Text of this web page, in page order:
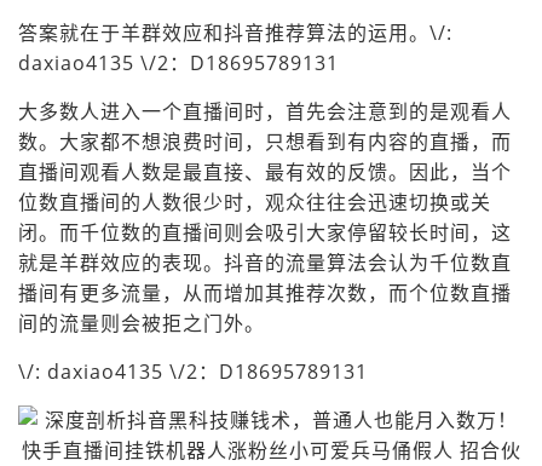
答案就在于羊群效应和抖音推荐算法的运用。\/:
daxiao4135 \/2：D18695789131
大多数人进入一个直播间时，首先会注意到的是观看人
数。大家都不想浪费时间，只想看到有内容的直播，而
直播间观看人数是最直接、最有效的反馈。因此，当个
位数直播间的人数很少时，观众往往会迅速切换或关
闭。而千位数的直播间则会吸引大家停留较长时间，这
就是羊群效应的表现。抖音的流量算法会认为千位数直
播间有更多流量，从而增加其推荐次数，而个位数直播
间的流量则会被拒之门外。
\/: daxiao4135 \/2：D18695789131